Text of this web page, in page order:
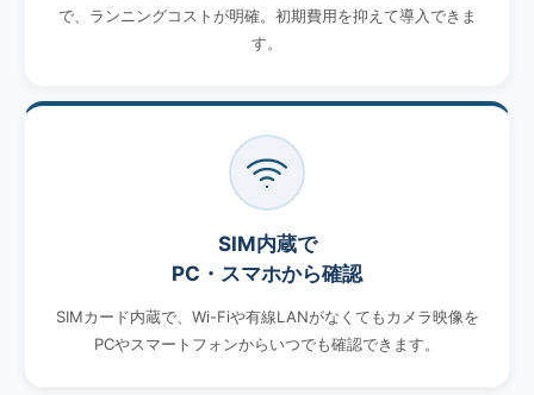
で、ランニングコストが明確。初期費用を抑えて導入できま
す。
SIM内蔵で
PC・スマホから確認
SIMカード内蔵で、Wi-Fiや有線LANがなくてもカメラ映像を
PCやスマートフォンからいつでも確認できます。